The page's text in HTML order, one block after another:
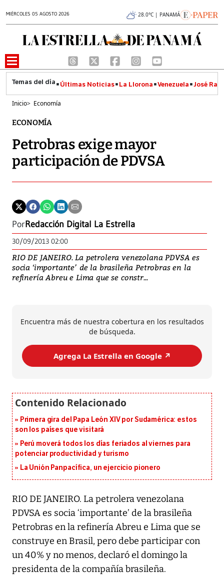
MIÉRCOLES 05 AGOSTO 2026 28.0°C | PANAMÁ
Últimas Noticias La Llorona Venezuela José
Inicio> Economía
ECONOMÍA
Petrobras exige mayor
participación de PDVSA
PorRedacción Digital La Estrella
30/09/2013 02:00
RIO DE JANEIRO. La petrolera venezolana PDVSA es
socia ‘importante’ de la brasileña Petrobras en la
refinería Abreu e Lima que se constr...
Encuentra más de nuestra cobertura en los resultados
de búsqueda.
Agrega La Estrella en Google ↗️
Primera gira del Papa León XIV por Sudamérica: estos
son los países que visitará
Perú moverá todos los días feriados al viernes para
potenciar productividad y turismo
La Unión Panpacífica, un ejercicio pionero
RIO DE JANEIRO. La petrolera venezolana
PDVSA es socia ‘importante’ de la brasileña
Petrobras en la refinería Abreu e Lima que se
construye en Brasil, pero debe participar con
un 40% y no menos, declaró el domingo la
presidenta de la compañía brasileña.